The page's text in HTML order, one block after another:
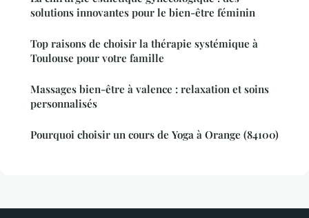
solutions innovantes pour le bien-être féminin
Top raisons de choisir la thérapie systémique à
Toulouse pour votre famille
Massages bien-être à valence : relaxation et soins
personnalisés
Pourquoi choisir un cours de Yoga à Orange (84100)